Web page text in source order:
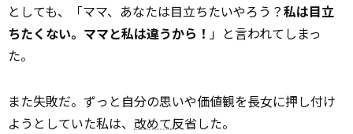
としても、「ママ、あなたは目立ちたいやろう？私は目立
ちたくない。ママと私は違うから！ 」と言われてしまっ
た。
また失敗だ。ずっと自分の思いや価値観を長女に押し付け
ようとしていた私は、 改めて反省した。